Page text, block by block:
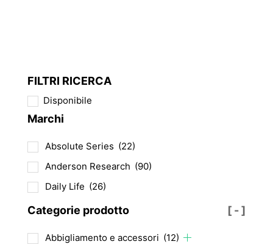
opzioni
possono
essere
scelte
pagina
del
prodotto
FILTRI RICERCA
Disponibile
Marchi
Absolute Series (22)
Anderson Research (90)
Daily Life (26)
Categorie prodotto [ - ]
Abbigliamento e accessori (12)